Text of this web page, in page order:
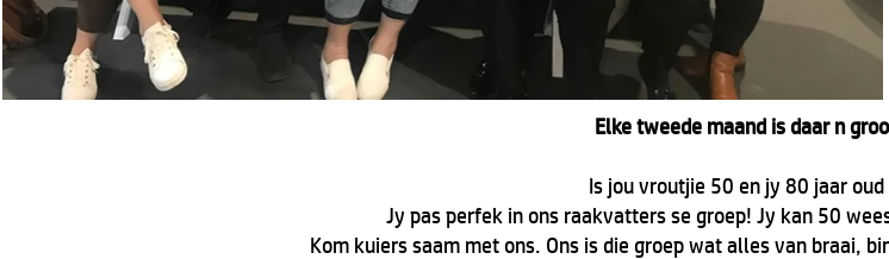
Elke tweede maand is daar n
Is jou vroutjie 50 en jy 80 jaar oud
Jy pas perfek in ons raakvatters se groep! Jy kan 50
Kom kuiers saam met ons. Ons is die groep wat alles van braai,